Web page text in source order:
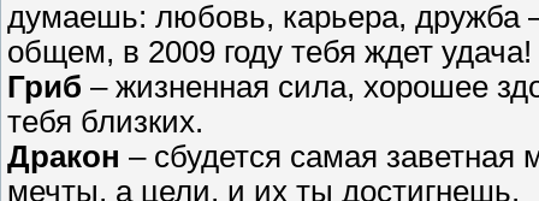
думаешь: любовь, карьера, дружба
общем, в 2009 году тебя ждет удача!
Гриб – жизненная сила, хорошее
тебя близких.
Дракон – сбудется самая заветная
мечты, а цели, и их ты достигнешь.